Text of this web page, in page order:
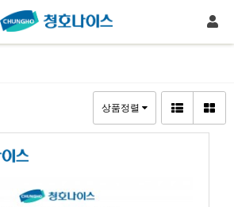
상품정렬